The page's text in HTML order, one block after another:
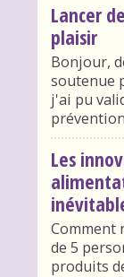
Lancer
plaisir
Bonjour,
soutenue
j'ai pu
Les
Comment
de 5
produits